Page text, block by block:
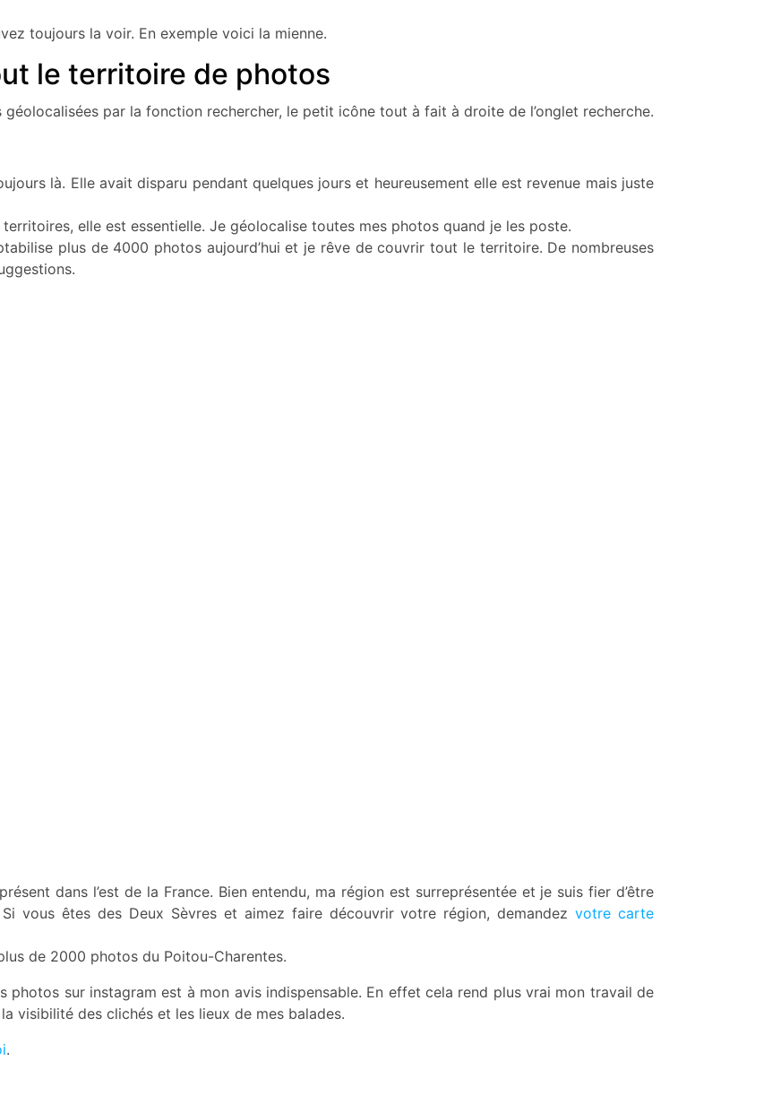
toujours la voir. En exemple voici la mienne.
le territoire de photos
par la fonction rechercher, le petit icône tout à fait à droite de l’onglet recherche.
là. Elle avait disparu pendant quelques jours et heureusement elle est revenue mais juste
elle est essentielle. Je géolocalise toutes mes photos quand je les poste.
plus de 4000 photos aujourd’hui et je rêve de couvrir tout le territoire. De nombreuses
dans l’est de la France. Bien entendu, ma région est surreprésentée et je suis fier d’être
vous êtes des Deux Sèvres et aimez faire découvrir votre région, demandezvotre carte
de 2000 photos du Poitou-Charentes.
photos sur instagram est à mon avis indispensable. En effet cela rend plus vrai mon travail de
visibilité des clichés et les lieux de mes balades.
.